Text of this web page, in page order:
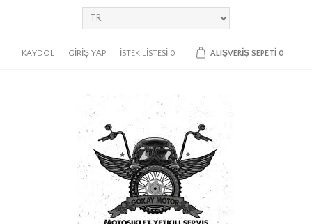
KAYDOL GIRIŞ YAP İSTEK LISTESI 0 ALIŞVERIŞ SEPETI 0